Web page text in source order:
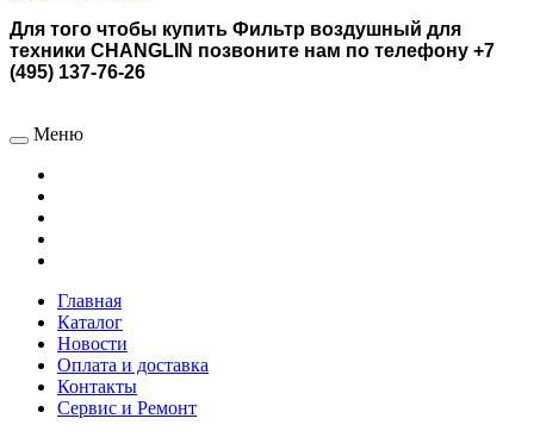
Для того чтобы купить Фильтр воздушный для
техники CHANGLIN позвоните нам по телефону +7
(495) 137-76-26
Меню
Главная
Каталог
Новости
Оплата и доставка
Контакты
Сервис и Ремонт